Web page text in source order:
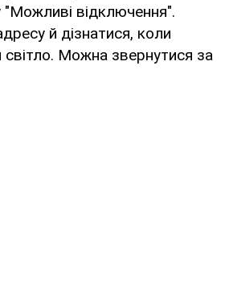
"Можливі відключення".
й дізнатися, коли
Можна звернутися за